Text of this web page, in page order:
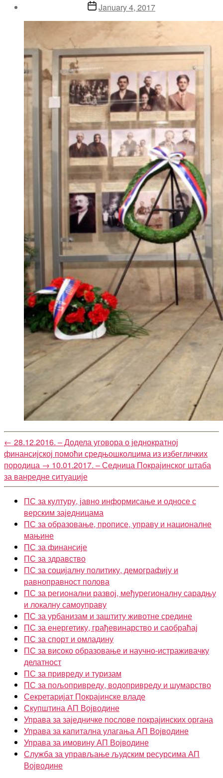
PostJanuary 4, 2017
← 28.12.2016. – Додела уговора о једнократној
финансијској помоћи средњошколцима из избегличких
породица → 10.01.2017. – Седница Покрајинског штаба
за ванредне ситуације
ПС за културу, јавно информисање и односе с
верским заједницама
ПС за образовање, прописе, управу и националне
мањине
ПС за финансије
ПС за здравство
ПС за социјалну политику, демографију и
равноправност полова
ПС за регионални развој, међурегионалну сарадњу
и локалну самоуправу
ПС за урбанизам и заштиту животне средине
ПС за енергетику, грађевинарство и саобраћај
ПС за спорт и омладину
ПС за високо образовање и научно-истраживачку
делатност
ПС за привреду и туризам
ПС за пољопривреду, водопривреду и шумарство
Секретаријат Покрајинске владе
Скупштина АП Војводине
Управа за заједничке послове покрајинских органа
Управа за капитална улагања АП Војводине
Управа за имовину АП Војводине
Служба за управљање људским ресурсима АП
Војводине